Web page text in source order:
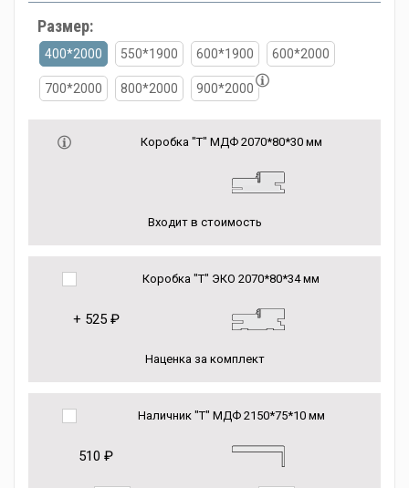
Размер:
400*2000 550*1900 600*1900 600*2000
700*2000 800*2000 900*2000
Коробка "Т" МДФ 2070*80*30 мм
Входит в стоимость
Коробка "Т" ЭКО 2070*80*34 мм
+ 525 ₽
Наценка за комплект
Наличник "Т" МДФ 2150*75*10 мм
510 ₽